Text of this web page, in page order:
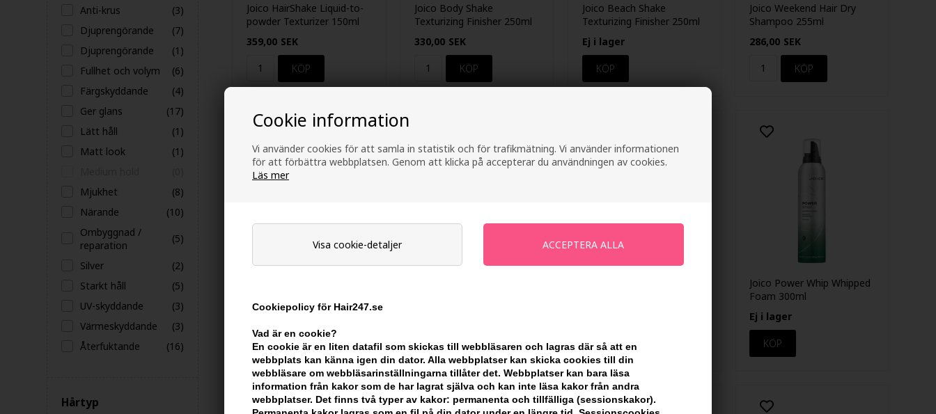
Cookie information
Vi använder cookies för att samla in statistik och för trafikmätning. Vi använder informationen
för att förbättra webbplatsen. Genom att klicka på accepterar du användningen av cookies.
Läs mer
Visa cookie-detaljer
Cookiepolicy för Hair247.se
Vad är en cookie?
En cookie är en liten datafil som skickas till webbläsaren och lagras där så att en
webbplats kan känna igen din dator. Alla webbplatser kan skicka cookies till din
webbläsare om webbläsarinställningarna tillåter det. Webbplatser kan bara läsa
information från kakor som de har lagrat själva och kan inte läsa kakor från andra
webbplatser. Det finns två typer av kakor: permanenta och tillfälliga (sessionskakor).
Anti-krus
(3)
Djuprengörande
(7)
Djuprengörande
(1)
Fullhet och volym
(6)
Färgskyddande
(4)
Ger glans
(17)
Lätt håll
(1)
Matt look
(1)
Mjukhet
(8)
Närande
(10)
Ombyggnad /
reparation
(5)
Silver
(2)
Starkt håll
(5)
UV-skyddande
(3)
Värmeskyddande
(3)
Återfuktande
(16)
Hårtyp
Joico HairShake Liquid-to-
powder Texturizer 150ml
359,00 SEK
Joico Body Shake
Texturizing Finisher 250ml
330,00 SEK
Joico Beach Shake
Texturizing Finisher 250ml
Ej i lager
Joico Weekend Hair Dry
Shampoo 255ml
286,00 SEK
Ej i lager
Joico Power Whip Whipped
Foam 300ml
Ej i lager